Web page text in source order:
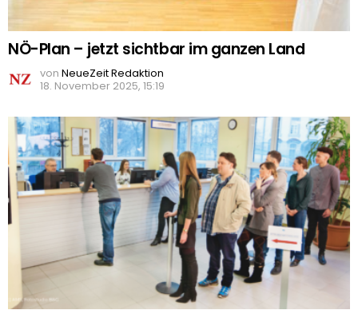
NÖ-Plan – jetzt sichtbar im ganzen Land
von NeueZeit Redaktion
18. November 2025, 15:19